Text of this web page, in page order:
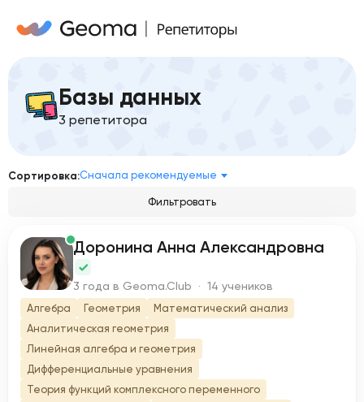
Базы данных
3 репетитора
Сортировка:Сначала рекомендуемые
Фильтровать
Д Доронина Анна Александровна
3 года в Geoma.Club · 14 учеников
Алгебра Геометрия
Математический анализ
Аналитическая геометрия
Линейная алгебра и геометрия
Дифференциальные уравнения
Теория функций комплексного переменного